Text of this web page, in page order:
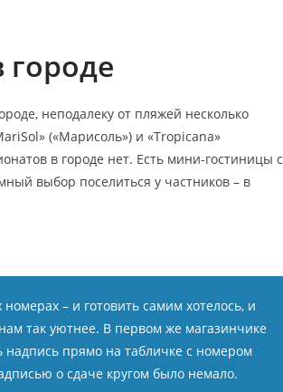
неподалеку от пляжей несколько
(«Марисоль») и «Tropicana»
в городе нет. Есть мини-гостиницы с
выбор поселиться у частников – в
– и готовить самим хотелось, и
так уютнее. В первом же магазинчике
надпись прямо на табличке с номером
о сдаче кругом было немало.